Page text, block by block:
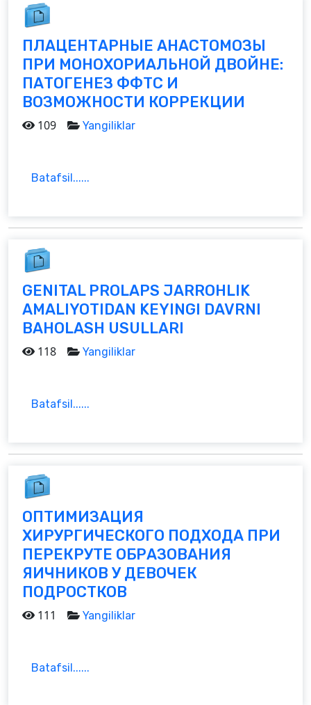
ПЛАЦЕНТАРНЫЕ АНАСТОМОЗЫ
ПРИ МОНОХОРИАЛЬНОЙ ДВОЙНЕ:
ПАТОГЕНЕЗ ФФТС И
ВОЗМОЖНОСТИ КОРРЕКЦИИ
109 Yangiliklar
Batafsil......
GENITAL PROLAPS JARROHLIK
AMALIYOTIDAN KEYINGI DAVRNI
BAHOLASH USULLARI
118 Yangiliklar
Batafsil......
ОПТИМИЗАЦИЯ
ХИРУРГИЧЕСКОГО ПОДХОДА ПРИ
ПЕРЕКРУТЕ ОБРАЗОВАНИЯ
ЯИЧНИКОВ У ДЕВОЧЕК
ПОДРОСТКОВ
111 Yangiliklar
Batafsil......